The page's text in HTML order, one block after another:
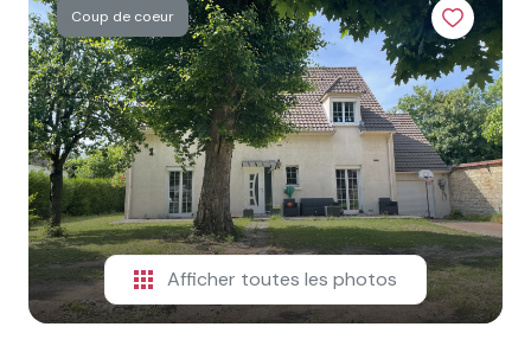
e-
mail
contact
Coup de coeur
Afficher toutes les photos